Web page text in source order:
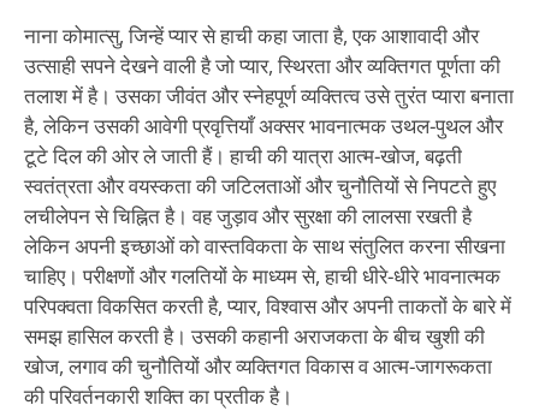
नाना कोमात्सु, जिन्हें प्यार से हाची कहा जाता है, एक आशावादी और
उत्साही सपने देखने वाली है जो प्यार, स्थिरता और व्यक्तिगत पूर्णता की
तलाश में है। उसका जीवंत और स्नेहपूर्ण व्यक्तित्व उसे तुरंत प्यारा बनाता
है, लेकिन उसकी आवेगी प्रवृत्तियाँ अक्सर भावनात्मक उथल-पुथल और
टूटे दिल की ओर ले जाती हैं। हाची की यात्रा आत्म-खोज, बढ़ती
स्वतंत्रता और वयस्कता की जटिलताओं और चुनौतियों से निपटते हुए
लचीलेपन से चिह्नित है। वह जुड़ाव और सुरक्षा की लालसा रखती है
लेकिन अपनी इच्छाओं को वास्तविकता के साथ संतुलित करना सीखना
चाहिए। परीक्षणों और गलतियों के माध्यम से, हाची धीरे-धीरे भावनात्मक
परिपक्वता विकसित करती है, प्यार, विश्वास और अपनी ताकतों के बारे में
समझ हासिल करती है। उसकी कहानी अराजकता के बीच खुशी की
खोज, लगाव की चुनौतियों और व्यक्तिगत विकास व आत्म-जागरूकता
की परिवर्तनकारी शक्ति का प्रतीक है।